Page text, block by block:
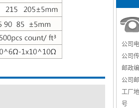
公司电
公司传
邮政编
公司邮
工厂地
号